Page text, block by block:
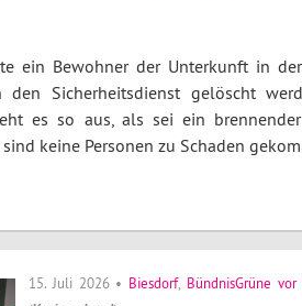
ein Bewohner der Unterkunft in
den Sicherheitsdienst gelöscht
es so aus, als sei ein
keine Personen zu Schaden
15. Juli 2026• Biesdorf, BündnisGrüne vor